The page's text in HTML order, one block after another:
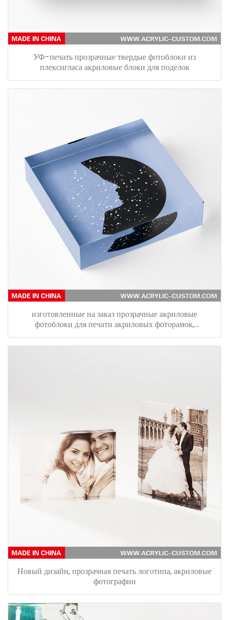
УФ-печать прозрачные твердые фотоблоки из
плексигласа акриловые блоки для поделок
изготовленные на заказ прозрачные акриловые
фотоблоки для печати акриловых фоторамок,
настольных дисплеев
Новый дизайн, прозрачная печать логотипа, акриловые
фотографии